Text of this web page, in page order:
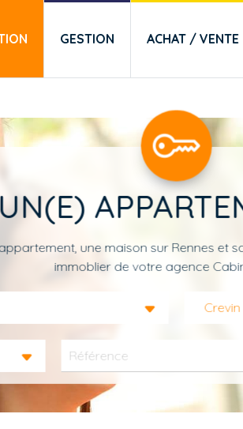
GESTION ACHAT / VENTE
une maison sur Rennes et
immoblier de votre agence
Crevin